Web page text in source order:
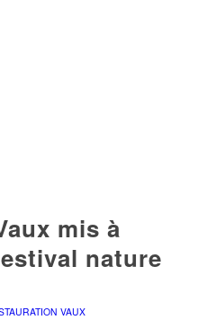
mis à
nature
VAUX